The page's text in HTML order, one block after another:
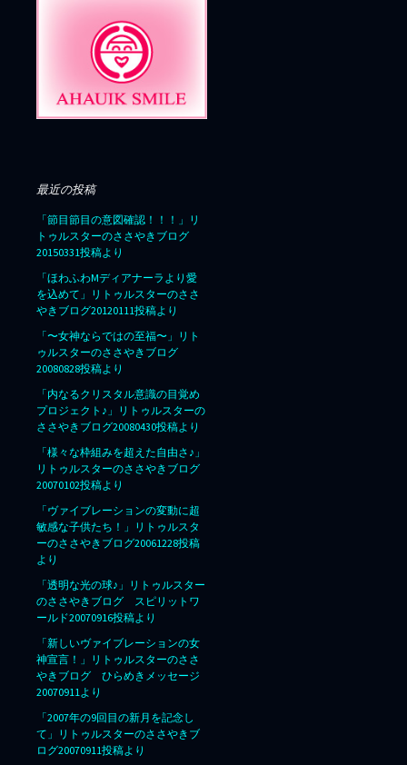
最近の投稿
「節目節目の意図確認！！！」リ
トゥルスターのささやきブログ
20150331投稿より
「ほわふわMディアナーラより愛
を込めて」リトゥルスターのささ
やきブログ20120111投稿より
「〜女神ならではの至福〜」リト
ゥルスターのささやきブログ
20080828投稿より
「内なるクリスタル意識の目覚め
プロジェクト♪」リトゥルスターの
ささやきブログ20080430投稿より
「様々な枠組みを超えた自由さ♪」
リトゥルスターのささやきブログ
20070102投稿より
「ヴァイブレーションの変動に超
敏感な子供たち！」リトゥルスタ
ーのささやきブログ20061228投稿
より
「透明な光の球♪」リトゥルスター
のささやきブログ スピリットワ
ールド20070916投稿より
「新しいヴァイブレーションの女
神宣言！」リトゥルスターのささ
やきブログ ひらめきメッセージ
20070911より
「2007年の9回目の新月を記念し
て」リトゥルスターのささやきブ
ログ20070911投稿より